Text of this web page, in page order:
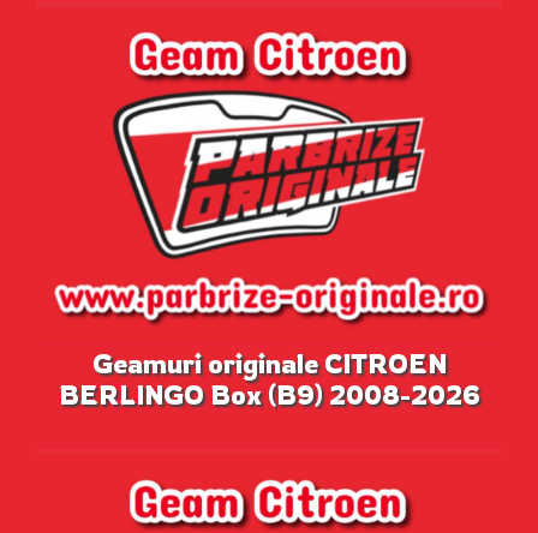
Geamuri originale CITROEN
BERLINGO Box (B9) 2008-2026